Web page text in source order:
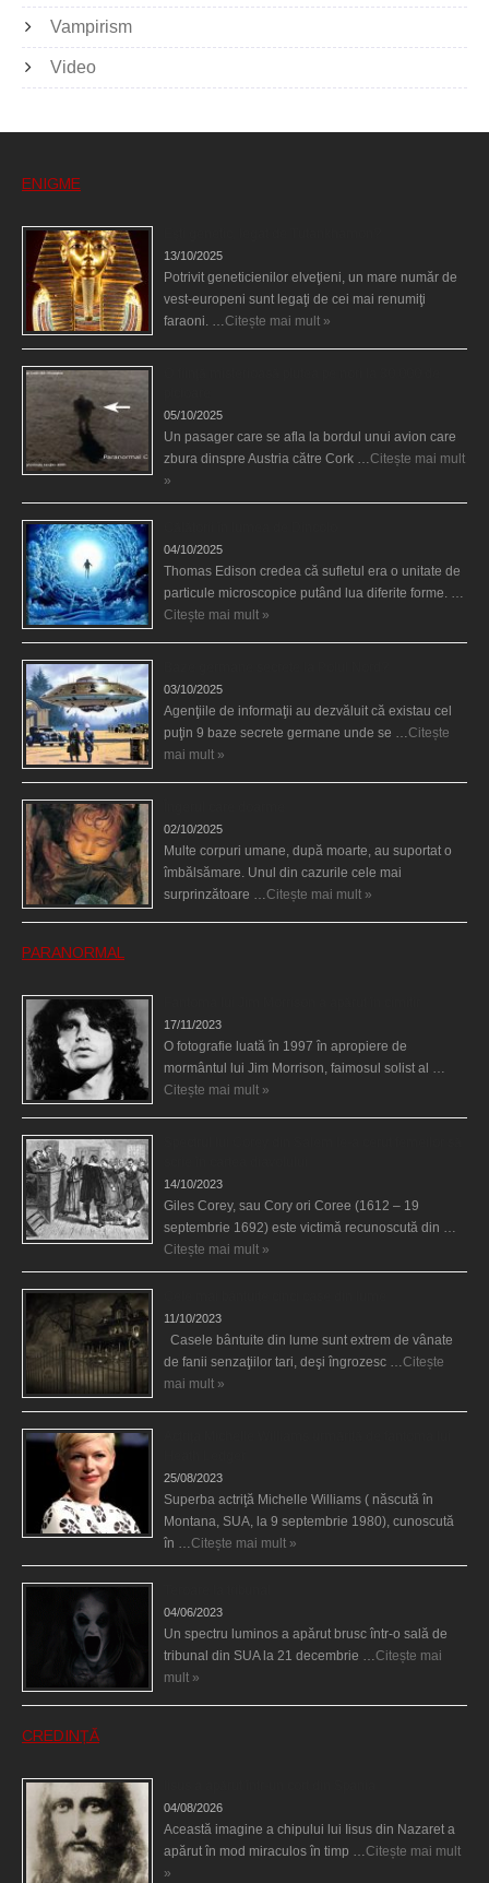
Vampirism
Video
ENIGME
13/10/2025
Potrivit geneticienilor elveţieni, un mare număr de
vest-europeni sunt legaţi de cei mai renumiţi
faraoni. … Citește mai mult »
05/10/2025
Un pasager care se afla la bordul unui avion care
zbura dinspre Austria către Cork … Citește mai mult
»
04/10/2025
Thomas Edison credea că sufletul era o unitate de
particule microscopice putând lua diferite forme. …
Citește mai mult »
03/10/2025
Agenţiile de informaţii au dezvăluit că existau cel
puţin 9 baze secrete germane unde se … Citește
mai mult »
02/10/2025
Multe corpuri umane, după moarte, au suportat o
îmbălsămare. Unul din cazurile cele mai
surprinzătoare … Citește mai mult »
PARANORMAL
17/11/2023
O fotografie luată în 1997 în apropiere de
mormântul lui Jim Morrison, faimosul solist al …
Citește mai mult »
14/10/2023
Giles Corey, sau Cory ori Coree (1612 – 19
septembrie 1692) este victimă recunoscută din …
Citește mai mult »
11/10/2023
Casele bântuite din lume sunt extrem de vânate
de fanii senzaţiilor tari, deşi îngrozesc … Citește
mai mult »
25/08/2023
Superba actriţă Michelle Williams ( născută în
Montana, SUA, la 9 septembrie 1980), cunoscută
în … Citește mai mult »
04/06/2023
Un spectru luminos a apărut brusc într-o sală de
tribunal din SUA la 21 decembrie … Citește mai
mult »
CREDINȚĂ
04/08/2026
Această imagine a chipului lui Iisus din Nazaret a
apărut în mod miraculos în timp … Citește mai mult
»